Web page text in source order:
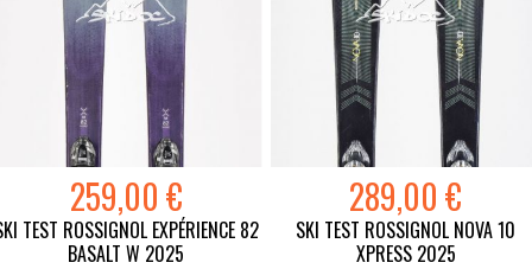
259,00 €
TEST ROSSIGNOL EXPÉRIENCE 82
BASALT W 2025
289,00 €
SKI TEST ROSSIGNOL NOVA 10
XPRESS 2025